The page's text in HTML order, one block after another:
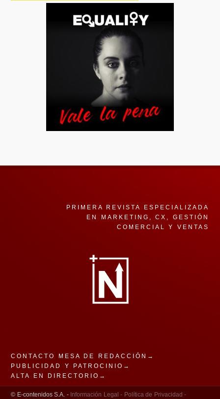
PRIMERA REVISTA ESPECIALIZADA
EN MARKETING, CX, GESTIÓN
COMERCIAL Y VENTAS
CONTACTO MESA DE REDACCIÓN→
PUBLICIDAD Y PATROCINIO→
ALTA EN DIRECTORIO→
© E-contenidos S.A. - Información Legal - Política de Privacidad -